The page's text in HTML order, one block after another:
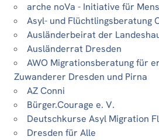
arche noVa - Initiative für
Asyl- und Flüchtlingsberatung
Ausländerbeirat der
Ausländerrat Dresden
AWO Migrationsberatung für
Zuwanderer Dresden und Pirna
AZ Conni
Bürger.Courage e. V.
Deutschkurse Asyl Migration
Dresden für Alle